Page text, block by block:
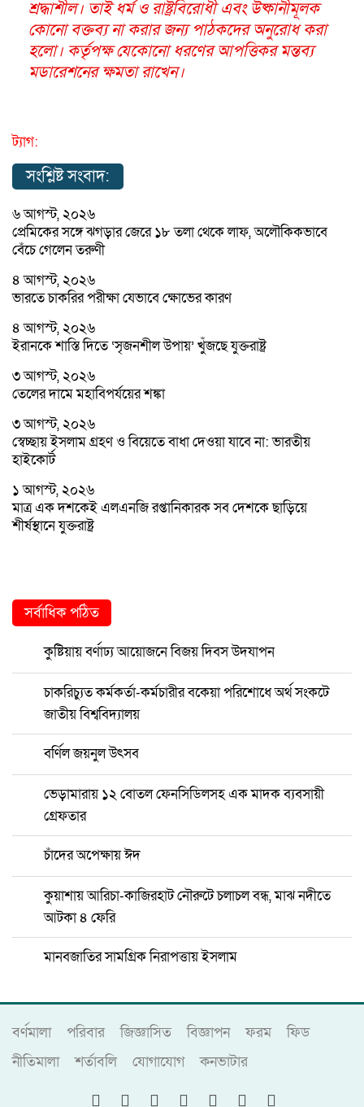
শ্রদ্ধাশীল। তাই ধর্ম ও রাষ্ট্রবিরোধী এবং উষ্কানীমূলক
কোনো বক্তব্য না করার জন্য পাঠকদের অনুরোধ করা
হলো। কর্তৃপক্ষ যেকোনো ধরণের আপত্তিকর মন্তব্য
মডারেশনের ক্ষমতা রাখেন।
ট্যাগ:
সংশ্লিষ্ট সংবাদ:
৬ আগস্ট, ২০২৬
প্রেমিকের সঙ্গে ঝগড়ার জেরে ১৮ তলা থেকে লাফ, অলৌকিকভাবে
বেঁচে গেলেন তরুণী
৪ আগস্ট, ২০২৬
ভারতে চাকরির পরীক্ষা যেভাবে ক্ষোভের কারণ
৪ আগস্ট, ২০২৬
ইরানকে শাস্তি দিতে ‘সৃজনশীল উপায়’ খুঁজছে যুক্তরাষ্ট্র
৩ আগস্ট, ২০২৬
তেলের দামে মহাবিপর্যয়ের শঙ্কা
৩ আগস্ট, ২০২৬
স্বেচ্ছায় ইসলাম গ্রহণ ও বিয়েতে বাধা দেওয়া যাবে না: ভারতীয়
হাইকোর্ট
১ আগস্ট, ২০২৬
মাত্র এক দশকেই এলএনজি রপ্তানিকারক সব দেশকে ছাড়িয়ে
শীর্ষস্থানে যুক্তরাষ্ট্র
সর্বাধিক পঠিত
কুষ্টিয়ায় বর্ণাঢ্য আয়োজনে বিজয় দিবস উদযাপন
চাকরিচ্যুত কর্মকর্তা-কর্মচারীর বকেয়া পরিশোধে অর্থ সংকটে
জাতীয় বিশ্ববিদ্যালয়
বর্ণিল জয়নুল উৎসব
ভেড়ামারায় ১২ বোতল ফেনসিডিলসহ এক মাদক ব্যবসায়ী
গ্রেফতার
চাঁদের অপেক্ষায় ঈদ
কুয়াশায় আরিচা-কাজিরহাট নৌরুটে চলাচল বন্ধ, মাঝ নদীতে
আটকা ৪ ফেরি
মানবজাতির সামগ্রিক নিরাপত্তায় ইসলাম
বর্ণমালা পরিবার জিজ্ঞাসিত বিজ্ঞাপন ফরম
ফিড
নীতিমালা
শর্তাবলি যোগাযোগ কনভাটার